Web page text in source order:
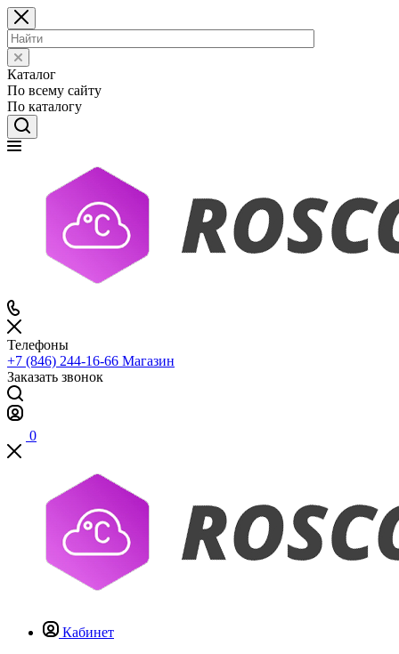
Каталог
По всему сайту
По каталогу
Телефоны
+7 (846) 244-16-66 Магазин
Заказать звонок
0
Кабинет